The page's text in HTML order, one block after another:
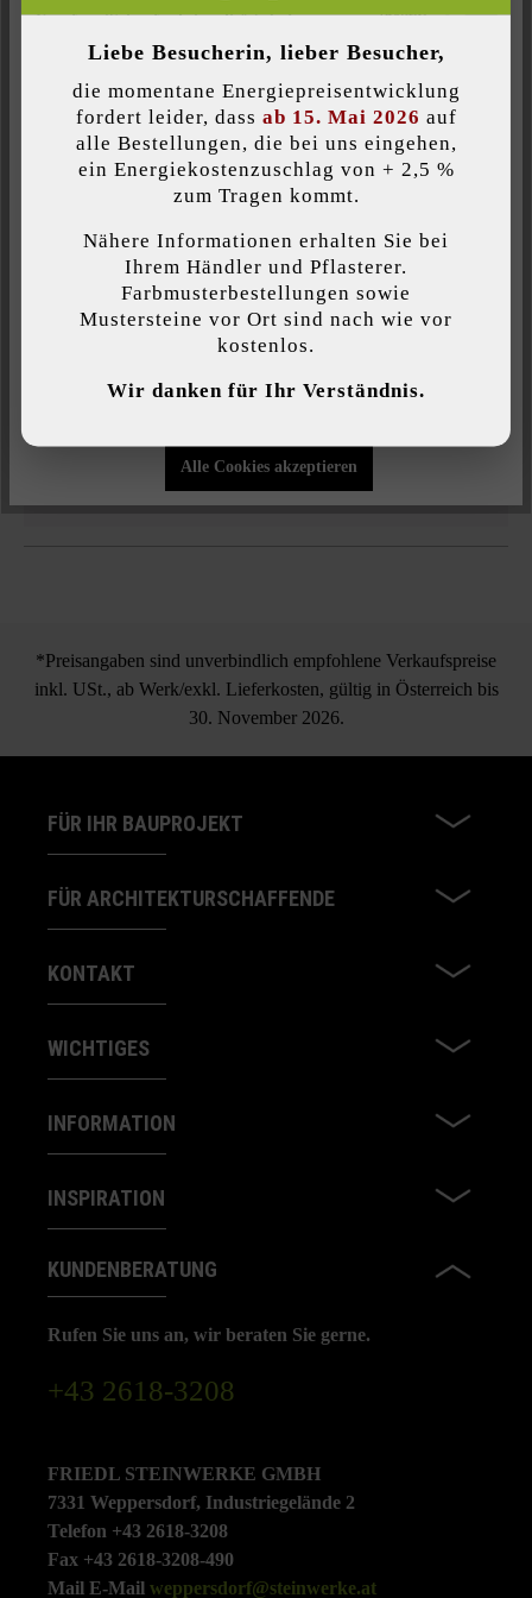
Produktbeschreibung
in-lite Scope Bodenplatte
Gartenleuchten
Verwendungszweck:
Accessoires von in-lite, Gartenbeleuchtung
*Preisangaben sind unverbindlich empfohlene Verkaufspreise
inkl. USt., ab Werk/exkl. Lieferkosten, gültig in Österreich bis
30. November 2026.
FÜR IHR BAUPROJEKT
FÜR ARCHITEKTURSCHAFFENDE
KONTAKT
WICHTIGES
INFORMATION
INSPIRATION
KUNDENBERATUNG
Rufen Sie uns an, wir beraten Sie gerne.
+43 2618-3208
FRIEDL STEINWERKE GMBH
7331 Weppersdorf, Industriegelände 2
Telefon +43 2618-3208
Fax +43 2618-3208-490
Mail E-Mail weppersdorf@steinwerke.at
Komfort (Seitenfunktionalität) Inaktiv
Inaktiv
Individuelle Cookies akzeptieren
Funktionalität bieten zu können...Mehr Informationen
Individuelle Einstellungen
Alle Cookies akzeptieren
Liebe Besucherin, lieber Besucher,
die momentane Energiepreisentwicklung
fordert leider, dass ab 15. Mai 2026 auf
alle Bestellungen, die bei uns eingehen,
ein Energiekostenzuschlag von + 2,5 %
zum Tragen kommt.
Nähere Informationen erhalten Sie bei
Ihrem Händler und Pflasterer.
Farbmusterbestellungen sowie
Mustersteine vor Ort sind nach wie vor
kostenlos.
Wir danken für Ihr Verständnis.